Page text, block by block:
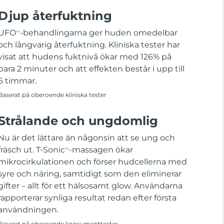
återfuktning
TM -behandlingarna ger huden omedelbar
långvarig återfuktning. Kliniska tester har
att hudens fuktnivå ökar med 126% på
2 minuter och att effekten består i upp till
timmar.
på oberoende kliniska tester
och ungdomlig
är det lättare än någonsin att se ung och
ut. T-SonicTM -massagen ökar
och förser hudcellerna med
och näring, samtidigt som den eliminerar
– allt för ett hälsosamt glow. Användarna
synliga resultat redan efter första